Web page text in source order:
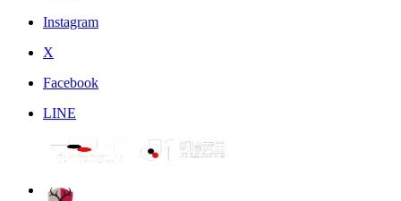
Instagram
X
Facebook
LINE